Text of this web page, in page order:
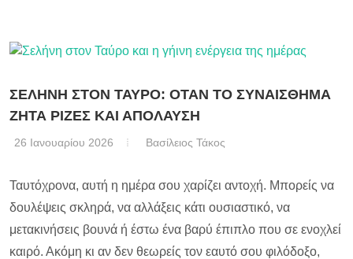
ΣΕΛΗΝΗ ΣΤΟΝ ΤΑΥΡΟ: ΟΤΑΝ ΤΟ ΣΥΝΑΙΣΘΗΜΑ
ΖΗΤΑ ΡΙΖΕΣ ΚΑΙ ΑΠΟΛΑΥΣΗ
26 Ιανουαρίου 2026 Βασίλειος Τάκος
Ταυτόχρονα, αυτή η ημέρα σου χαρίζει αντοχή. Μπορείς να
δουλέψεις σκληρά, να αλλάξεις κάτι ουσιαστικό, να
μετακινήσεις βουνά ή έστω ένα βαρύ έπιπλο που σε ενοχλεί
καιρό. Ακόμη κι αν δεν θεωρείς τον εαυτό σου φιλόδοξο,